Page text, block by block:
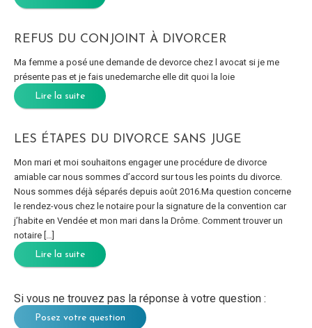
REFUS DU CONJOINT À DIVORCER
Ma femme a posé une demande de devorce chez l avocat si je me
présente pas et je fais unedemarche elle dit quoi la loie
Lire la suite
LES ÉTAPES DU DIVORCE SANS JUGE
Mon mari et moi souhaitons engager une procédure de divorce
amiable car nous sommes d’accord sur tous les points du divorce.
Nous sommes déjà séparés depuis août 2016.Ma question concerne
le rendez-vous chez le notaire pour la signature de la convention car
j’habite en Vendée et mon mari dans la Drôme. Comment trouver un
notaire […]
Lire la suite
Si vous ne trouvez pas la réponse à votre question :
Posez votre question